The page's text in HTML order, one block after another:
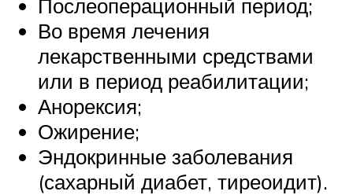
Послеоперационный период;
Во время лечения
лекарственными средствами
или в период реабилитации;
Анорексия;
Ожирение;
Эндокринные заболевания
(сахарный диабет, тиреоидит).